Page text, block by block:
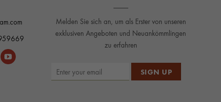
Melden Sie sich an, um als Erster von unseren
exklusiven Angeboten und Neuankömmlingen
zu erfahren